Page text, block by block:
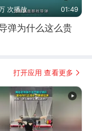
次播放 01:49
弹为什么这么贵
打开应用 查看更多